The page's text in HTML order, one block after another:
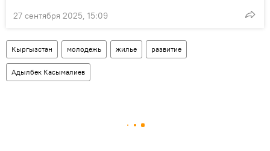
27 сентября 2025, 15:09
Кыргызстан молодежь жилье развитие
Адылбек Касымалиев